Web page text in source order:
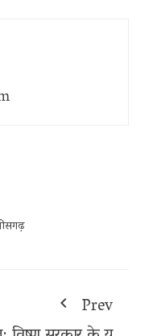
Prev